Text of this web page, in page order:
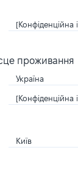
[Конфіденційна
проживання
Україна
[Конфіденційна
Київ